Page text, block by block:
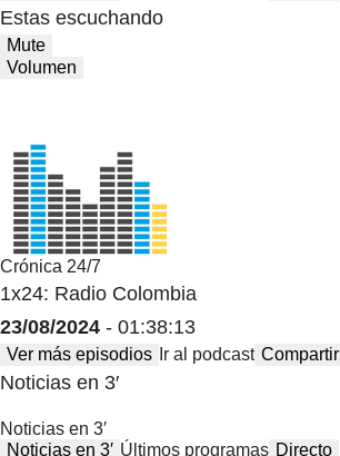
Estas escuchando
Mute
Volumen
Crónica 24/7
1x24: Radio Colombia
23/08/2024 - 01:38:13
Ver más episodios Ir al podcast Compartir
Noticias en 3′
Noticias en 3′
Noticias en 3′ Últimos programas Directo